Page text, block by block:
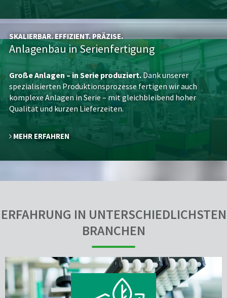
SKALIERBAR. EFFIZIENT. PRÄZISE.
Anlagenbau in Serienfertigung
Große Anlagen – in Serie produziert.Dank unserer
spezialisierten Produktionsprozesse fertigen wir auch
komplexe Anlagen in Serie – mit gleichbleibend hoher
Qualität und kurzen Lieferzeiten.
MEHR ERFAHREN
ERFAHRUNG IN UNTERSCHIEDLICHSTEN
BRANCHEN